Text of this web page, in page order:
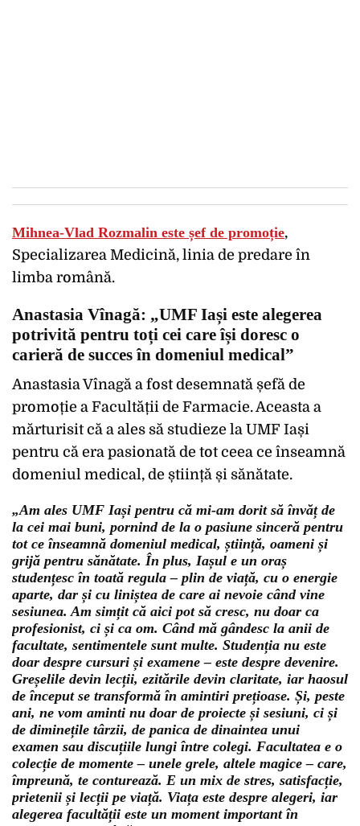
Mihnea-Vlad Rozmalin este șef de promoție,
Specializarea Medicină, linia de predare în
limba română.
Anastasia Vînagă: „UMF Iași este alegerea
potrivită pentru toți cei care își doresc o
carieră de succes în domeniul medical”
Anastasia Vînagă a fost desemnată șefă de
promoție a Facultății de Farmacie. Aceasta a
mărturisit că a ales să studieze la UMF Iași
pentru că era pasionată de tot ceea ce înseamnă
domeniul medical, de știință și sănătate.
„Am ales UMF Iași pentru că mi-am dorit să învăț de
la cei mai buni, pornind de la o pasiune sinceră pentru
tot ce înseamnă domeniul medical, știință, oameni și
grijă pentru sănătate. În plus, Iașul e un oraș
studențesc în toată regula – plin de viață, cu o energie
aparte, dar și cu liniștea de care ai nevoie când vine
sesiunea. Am simțit că aici pot să cresc, nu doar ca
profesionist, ci și ca om. Când mă gândesc la anii de
facultate, sentimentele sunt multe. Studenția nu este
doar despre cursuri și examene – este despre devenire.
Greșelile devin lecții, ezitările devin claritate, iar haosul
de început se transformă în amintiri prețioase. Și, peste
ani, ne vom aminti nu doar de proiecte și sesiuni, ci și
de diminețile târzii, de panica de dinaintea unui
examen sau discuțiile lungi între colegi. Facultatea e o
colecție de momente – unele grele, altele magice – care,
împreună, te conturează. E un mix de stres, satisfacție,
prietenii și lecții pe viață. Viața este despre alegeri, iar
alegerea facultății este un moment important în